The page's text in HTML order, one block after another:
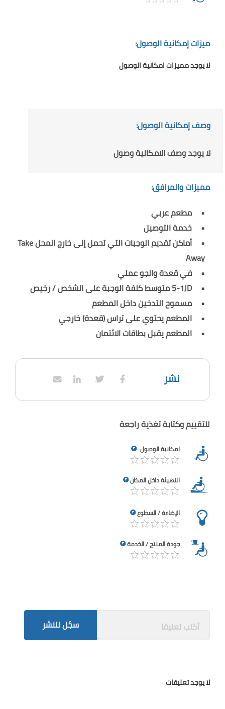
ميزات إمكانية الوصول:
لا يوجد مميزات امكانية الوصول
وصف إمكانية الوصول:
لا يوجد وصف الامكانية وصول
مميزات والمرافق:
مطعم عربي
خدمة التوصيل
أماكن تقديم الوجبات التي تحمل إلى خارج المحل Take
Away
في قعدة والجو عملي
5-1JD متوسط كلفة الوجبة على الشخص / رخيص
مسموح التدخين داخل المطعم
المطعم يحتوي على تراس (قعدة) خارجي
المطعم يقبل بطاقات الائتمان
نشر
للتقييم وكتابة تغذية راجعة
امكانية الوصول
التهيئة داخل المكان
الإضاءة / السطوع
جودة المنتج / الخدمة
سجّل للنشر
لا يوجد تعليقات